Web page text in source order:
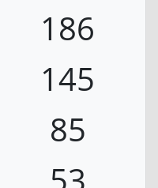
186
145
85